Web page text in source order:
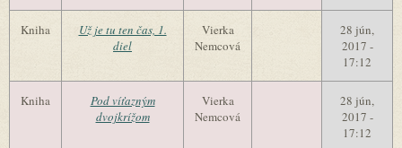
Kniha
Už je tu ten čas, 1.
diel
Vierka
Nemcová
28 jún,
2017 -
17:12
Kniha
Pod víťazným
dvojkrížom
Vierka
Nemcová
28 jún,
2017 -
17:12